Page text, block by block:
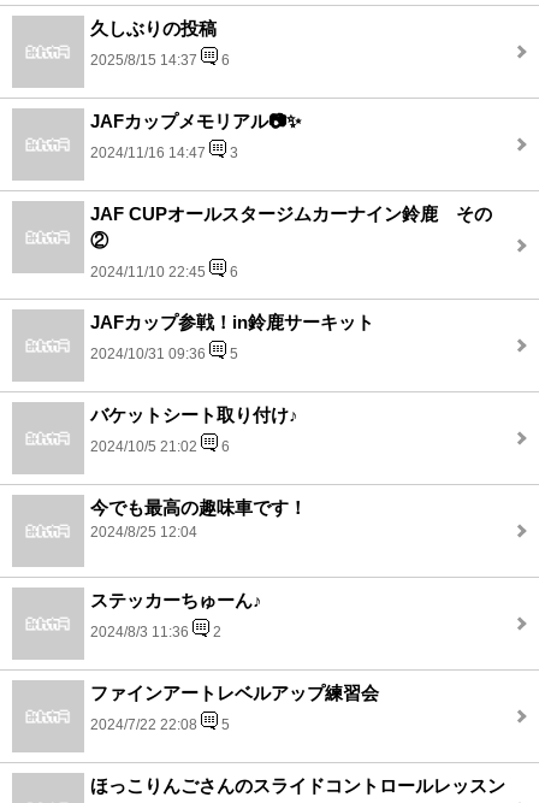
久しぶりの投稿
2025/8/15 14:37 6
JAFカップメモリアル📷✨
2024/11/16 14:47 3
JAF CUPオールスタージムカーナイン鈴鹿 その
②
2024/11/10 22:45 6
JAFカップ参戦！in鈴鹿サーキット
2024/10/31 09:36 5
バケットシート取り付け♪
2024/10/5 21:02 6
今でも最高の趣味車です！
2024/8/25 12:04
ステッカーちゅーん♪
2024/8/3 11:36 2
ファインアートレベルアップ練習会
2024/7/22 22:08 5
ほっこりんごさんのスライドコントロールレッスン